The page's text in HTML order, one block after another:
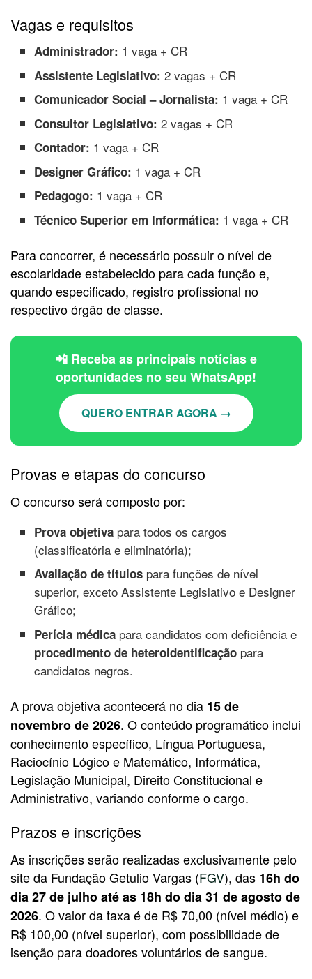
Vagas e requisitos
Administrador: 1 vaga + CR
Assistente Legislativo: 2 vagas + CR
Comunicador Social – Jornalista: 1 vaga + CR
Consultor Legislativo: 2 vagas + CR
Contador: 1 vaga + CR
Designer Gráfico: 1 vaga + CR
Pedagogo: 1 vaga + CR
Técnico Superior em Informática: 1 vaga + CR
Para concorrer, é necessário possuir o nível de
escolaridade estabelecido para cada função e,
quando especificado, registro profissional no
respectivo órgão de classe.
📲 Receba as principais notícias e
oportunidades no seu WhatsApp!
QUERO ENTRAR AGORA →
Provas e etapas do concurso
O concurso será composto por:
Prova objetiva para todos os cargos
(classificatória e eliminatória);
Avaliação de títulos para funções de nível
superior, exceto Assistente Legislativo e Designer
Gráfico;
Perícia médica para candidatos com deficiência e
procedimento de heteroidentificação para
candidatos negros.
A prova objetiva acontecerá no dia 15 de
novembro de 2026. O conteúdo programático inclui
conhecimento específico, Língua Portuguesa,
Raciocínio Lógico e Matemático, Informática,
Legislação Municipal, Direito Constitucional e
Administrativo, variando conforme o cargo.
Prazos e inscrições
As inscrições serão realizadas exclusivamente pelo
site da Fundação Getulio Vargas (FGV), das 16h do
dia 27 de julho até as 18h do dia 31 de agosto de
2026. O valor da taxa é de R$ 70,00 (nível médio) e
R$ 100,00 (nível superior), com possibilidade de
isenção para doadores voluntários de sangue.